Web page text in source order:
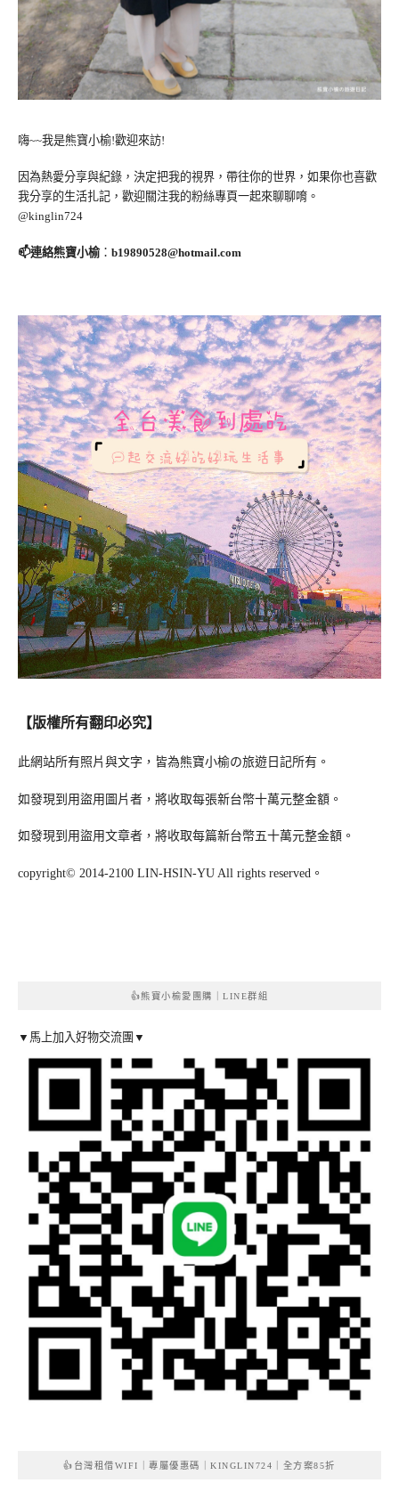
嗨~~我是熊寶小榆!歡迎來訪!
因為熱愛分享與紀錄，決定把我的視界，帶往你的世界，如果你也喜歡
我分享的生活扎記，歡迎關注我的粉絲專頁一起來聊聊唷。
@kinglin724
📫連絡熊寶小榆： b19890528@hotmail.com
【版權所有翻印必究】
此網站所有照片與文字，皆為熊寶小榆の旅遊日記所有。
如發現到用盜用圖片者，將收取每張新台幣十萬元整金額。
如發現到用盜用文章者，將收取每篇新台幣五十萬元整金額。
copyright© 2014-2100 LIN-HSIN-YU All rights reserved。
👍熊寶小榆愛團購｜LINE群組
▼馬上加入好物交流團▼
👍台灣租借WIFI｜專屬優惠碼｜KINGLIN724｜全方案85折